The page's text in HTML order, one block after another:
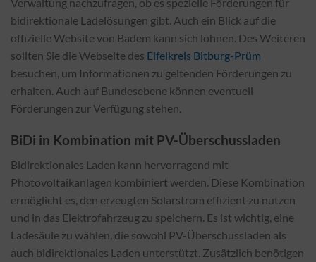
Verwaltung nachzufragen, ob es spezielle Förderungen für
bidirektionale Ladelösungen gibt. Auch ein Blick auf die
offizielle Website von Badem kann sich lohnen. Des Weiteren
sollten Sie die Webseite des Eifelkreis Bitburg-Prüm
besuchen, um Informationen zu geltenden Förderungen zu
erhalten. Auch auf Bundesebene können eventuell
Förderungen zur Verfügung stehen.
BiDi in Kombination mit PV-Überschussladen
Bidirektionales Laden kann hervorragend mit
Photovoltaikanlagen kombiniert werden. Diese Kombination
ermöglicht es, den erzeugten Solarstrom effizient zu nutzen
und in das Elektrofahrzeug zu speichern. Es ist wichtig, eine
Ladesäule zu wählen, die sowohl PV-Überschussladen als
auch bidirektionales Laden unterstützt. Zusätzlich benötigen